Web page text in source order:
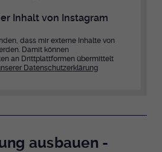
Inhalt von Instagram
dass mir externe Inhalte von
Damit können
an Drittplattformen übermittelt
Datenschutzerklärung
ausbauen -